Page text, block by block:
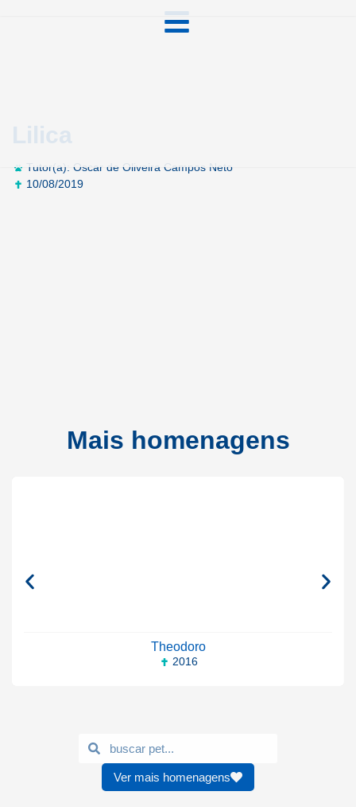
Lilica
Tutor(a): Oscar de Oliveira Campos Neto
10/08/2019
Mais homenagens
Theodoro
2016
Ver mais homenagens